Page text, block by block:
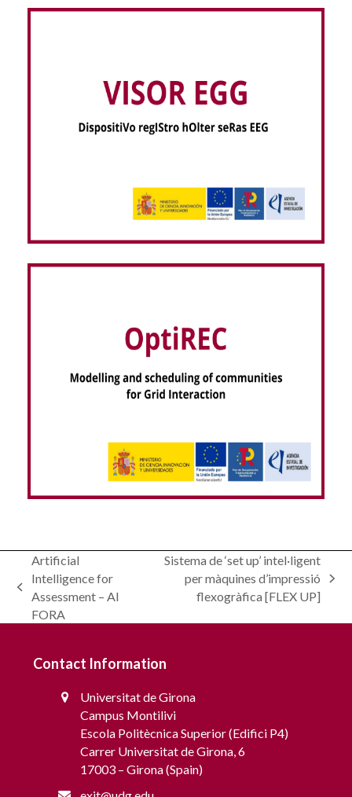
Energy Communities with distributed Resources
Grid Interaction – OptiREC
previous
post:
Artificial
Intelligence for
Assessment – AI
FORA
Sistema de ‘set up’ intel·ligent
per màquines d’impressió
flexogràfica [FLEX UP]
Contact Information
Universitat de Girona
Campus Montilivi
Escola Politècnica Superior (Edifici P4)
Carrer Universitat de Girona, 6
17003 – Girona (Spain)